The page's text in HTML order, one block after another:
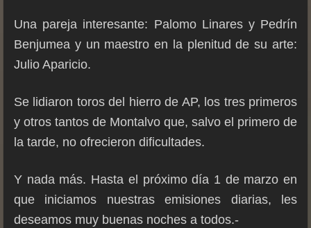
Una pareja interesante: Palomo Linares y Pedrín
Benjumea y un maestro en la plenitud de su arte:
Julio Aparicio.
Se lidiaron toros del hierro de AP, los tres primeros
y otros tantos de Montalvo que, salvo el primero de
la tarde, no ofrecieron dificultades.
Y nada más. Hasta el próximo día 1 de marzo en
que iniciamos nuestras emisiones diarias, les
deseamos muy buenas noches a todos.-